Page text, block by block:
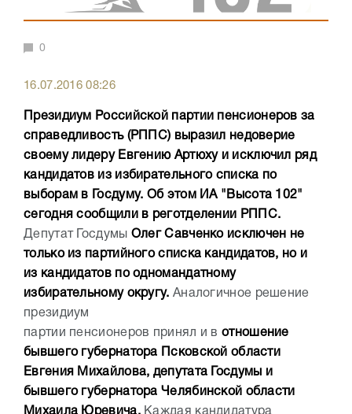
0
16.07.2016 08:26
Президиум Российской партии пенсионеров за
справедливость (РППС) выразил недоверие
своему лидеру Евгению Артюху и исключил ряд
кандидатов из избирательного списка по
выборам в Госдуму. Об этом ИА "Высота 102"
сегодня сообщили в реготделении РППС.
Депутат Госдумы Олег Савченко исключен не
только из партийного списка кандидатов, но и
из кандидатов по одномандатному
избирательному округу. Аналогичное решение
президиум
партии пенсионеров принял и в отношение
бывшего губернатора Псковской области
Евгения Михайлова, депутата Госдумы и
бывшего губернатора Челябинской области
Михаила Юревича.Каждая кандидатура